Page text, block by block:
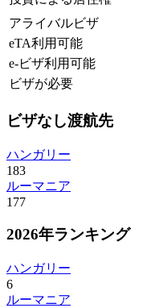
アライバルビザ
eTA利用可能
e-ビザ利用可能
ビザが必要
ビザなし渡航先
ハンガリー
183
ルーマニア
177
2026年ランキング
ハンガリー
6
ルーマニア